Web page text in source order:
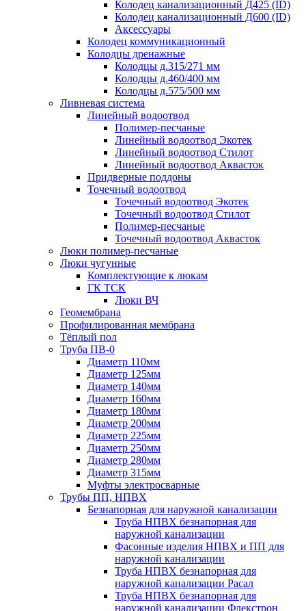
Колодец канализационный Д425 (ID)
Колодец канализационный Д600 (ID)
Аксессуары
Колодец коммуникационный
Колодцы дренажные
Колодцы д.315/271 мм
Колодцы д.460/400 мм
Колодцы д.575/500 мм
Ливневая система
Линейный водоотвод
Полимер-песчаные
Линейный водоотвод Экотек
Линейный водоотвод Стилот
Линейный водоотвод Аквасток
Придверные поддоны
Точечный водоотвод
Точечный водоотвод Экотек
Точечный водоотвод Стилот
Полимер-песчаные
Точечный водоотвод Аквасток
Люки полимер-песчаные
Люки чугунные
Комплектующие к люкам
ГК ТСК
Люки ВЧ
Геомембрана
Профилированная мембрана
Тёплый пол
Труба ПВ-0
Диаметр 110мм
Диаметр 125мм
Диаметр 140мм
Диаметр 160мм
Диаметр 180мм
Диаметр 200мм
Диаметр 225мм
Диаметр 250мм
Диаметр 280мм
Диаметр 315мм
Муфты электросварные
Трубы ПП, НПВХ
Безнапорная для наружной канализации
Труба НПВХ безнапорная для
наружной канализации
Фасонные изделия НПВХ и ПП для
наружной канализации
Труба НПВХ безнапорная для
наружной канализации Расал
Труба НПВХ безнапорная для
наружной канализации Флекстрон